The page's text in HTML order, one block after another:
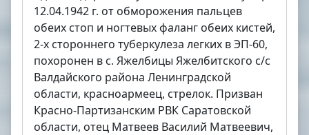
12.04.1942 г. от обморожения пальцев
обеих стоп и ногтевых фаланг обеих кистей,
2-х стороннего туберкулеза легких в ЭП-60,
похоронен в с. Яжелбицы Яжелбитского с/с
Валдайского района Ленинградской
области, красноармеец, стрелок. Призван
Красно-Партизанским РВК Саратовской
области, отец Матвеев Василий Матвеевич,